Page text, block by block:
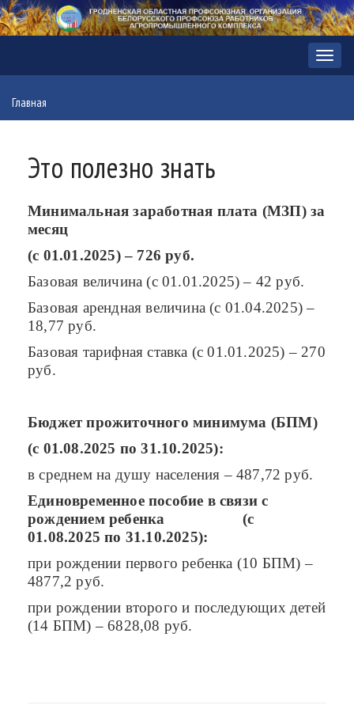
Меню
Главная
Это полезно знать
Минимальная заработная плата (МЗП) за
месяц
(с 01.01.2025) – 726 руб.
Базовая величина (c 01.01.2025) – 42 руб.
Базовая арендная величина (с 01.04.2025) –
18,77 руб.
Базовая тарифная ставка (c 01.01.2025) – 270
руб.
Бюджет прожиточного минимума (БПМ)
(с 01.08.2025 по 31.10.2025):
в среднем на душу населения – 487,72 руб.
Единовременное пособие в связи с
рождением ребенка(с
01.08.2025 по 31.10.2025):
при рождении первого ребенка (10 БПМ) –
4877,2 руб.
при рождении второго и последующих детей
(14 БПМ) – 6828,08 руб.